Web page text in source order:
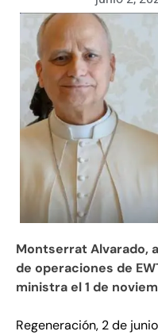
Montserrat Alvarado,
de operaciones de
ministra el 1 de
Regeneración, 2 de